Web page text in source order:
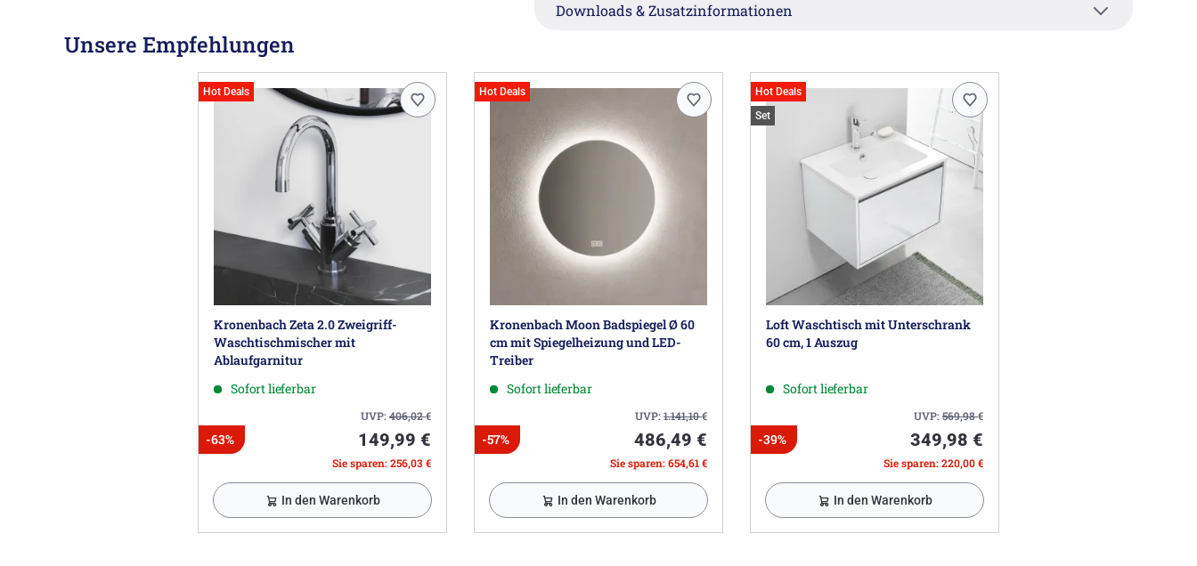
Downloads & Zusatzinformationen
Unsere Empfehlungen
Hot Deals
Kronenbach Zeta 2.0 Zweigriff-
Waschtischmischer mit
Ablaufgarnitur
Sofort lieferbar
UVP:406,02€
-63% 149,99 €
Sie sparen: 256,03 €
In den Warenkorb
Hot Deals
Kronenbach Moon Badspiegel Ø 60
cm mit Spiegelheizung und LED-
Treiber
Sofort lieferbar
UVP:1.141,10€
-57% 486,49 €
Sie sparen: 654,61 €
In den Warenkorb
Hot Deals
Set
Loft Waschtisch mit Unterschrank
60 cm, 1 Auszug
Sofort lieferbar
UVP:569,98€
-39% 349,98 €
Sie sparen: 220,00 €
In den Warenkorb